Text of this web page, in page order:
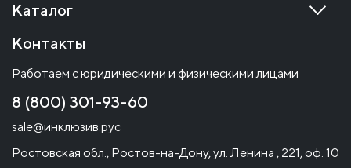
Каталог
Контакты
Работаем с юридическими и физическими лицами
8 (800) 301-93-60
sale@инклюзив.рус
Ростовская обл., Ростов-на-Дону, ул. Ленина , 221, оф. 10